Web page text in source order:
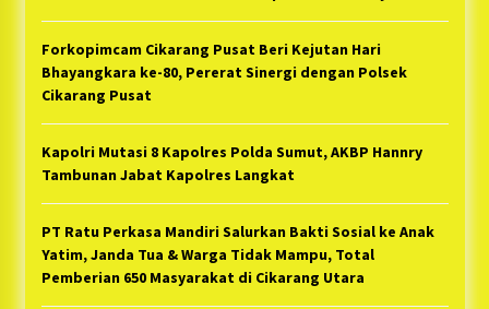
Forkopimcam Cikarang Pusat Beri Kejutan Hari
Bhayangkara ke-80, Pererat Sinergi dengan Polsek
Cikarang Pusat
Kapolri Mutasi 8 Kapolres Polda Sumut, AKBP Hannry
Tambunan Jabat Kapolres Langkat
PT Ratu Perkasa Mandiri Salurkan Bakti Sosial ke Anak
Yatim, Janda Tua & Warga Tidak Mampu, Total
Pemberian 650 Masyarakat di Cikarang Utara